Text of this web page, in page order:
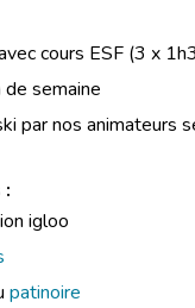
cours ESF (3 x
semaine
par nos animateurs
igloo
patinoire